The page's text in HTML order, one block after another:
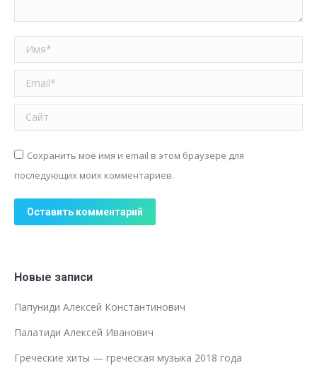
Имя *
Email *
Сайт
Сохранить моё имя и email в этом браузере для
последующих моих комментариев.
Оставить комментарий
Новые записи
Папуниди Алексей Константинович
Палатиди Алексей Иванович
Греческие хиты — греческая музыка 2018 года